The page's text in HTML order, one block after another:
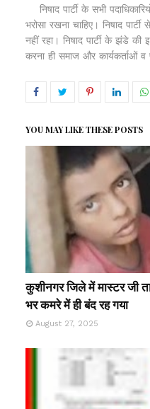
निषाद पार्टी के सभी
भरोसा रखना चाहिए। निषाद
नहीं रहा। निषाद पार्टी के झंडे
करना ही समाज और कार्यकर्ताओं व
YOU MAY LIKE THESE POSTS
कुशीनगर जिले में मास्टर जी
भर कमरे में ही बंद रह गया
August 27, 2025